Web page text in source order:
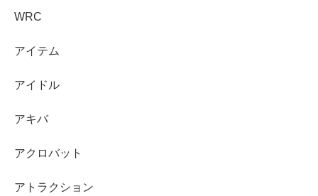
WRC
アイテム
アイドル
アキバ
アクロバット
アトラクション